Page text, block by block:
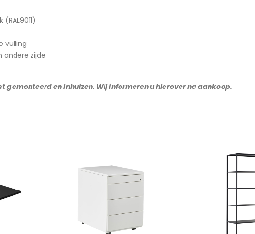
vulling
andere zijde
gemonteerd en inhuizen. Wij informeren u hierover na aankoop.